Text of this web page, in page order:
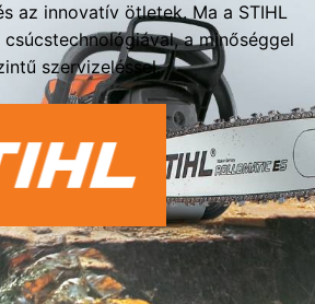
az innovatív ötletek. Ma a STIHL
a minőséggel
szervizeléssel.